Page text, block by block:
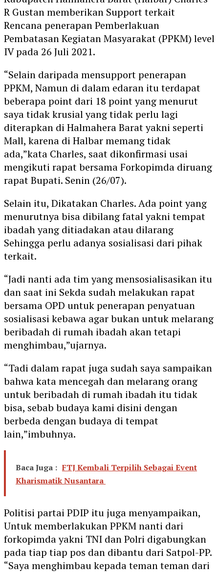
R Gustan memberikan Support terkait
Rencana penerapan Pemberlakuan
Pembatasan Kegiatan Masyarakat (PPKM) level
IV pada 26 Juli 2021.
“Selain daripada mensupport penerapan
PPKM, Namun di dalam edaran itu terdapat
beberapa point dari 18 point yang menurut
saya tidak krusial yang tidak perlu lagi
diterapkan di Halmahera Barat yakni seperti
Mall, karena di Halbar memang tidak
ada,”kata Charles, saat dikonfirmasi usai
mengikuti rapat bersama Forkopimda diruang
rapat Bupati. Senin (26/07).
Selain itu, Dikatakan Charles. Ada point yang
menurutnya bisa dibilang fatal yakni tempat
ibadah yang ditiadakan atau dilarang
Sehingga perlu adanya sosialisasi dari pihak
terkait.
“Jadi nanti ada tim yang mensosialisasikan itu
dan saat ini Sekda sudah melakukan rapat
bersama OPD untuk penerapan penyatuan
sosialisasi kebawa agar bukan untuk melarang
beribadah di rumah ibadah akan tetapi
menghimbau,”ujarnya.
“Tadi dalam rapat juga sudah saya sampaikan
bahwa kata mencegah dan melarang orang
untuk beribadah di rumah ibadah itu tidak
bisa, sebab budaya kami disini dengan
berbeda dengan budaya di tempat
lain,”imbuhnya.
Baca Juga : FTJ Kembali Terpilih Sebagai Event
Kharismatik Nusantara
Politisi partai PDIP itu juga menyampaikan,
Untuk memberlakukan PPKM nanti dari
forkopimda yakni TNI dan Polri digabungkan
pada tiap tiap pos dan dibantu dari Satpol-PP.
“Saya menghimbau kepada teman teman dari